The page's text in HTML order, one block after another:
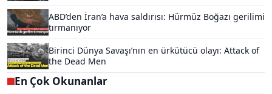
ABD’den İran’a hava saldırısı: Hürmüz Boğazı gerilimi
tırmanıyor
Birinci Dünya Savaşı’nın en ürkütücü olayı: Attack of
the Dead Men
En Çok Okunanlar